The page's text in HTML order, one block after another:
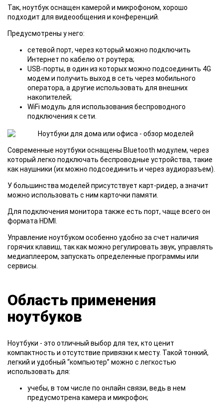
Так, ноутбук оснащен камерой и микрофоном, хорошо
подходит для видеообщения и конференций.
Предусмотрены у него:
сетевой порт, через который можно подключить
Интернет по кабелю от роутера;
USB-порты, в один из которых можно подсоединить 4G
модем и получить выход в сеть через мобильного
оператора, а другие использовать для внешних
накопителей;
WiFi модуль для использования беспроводного
подключения к сети.
Современные ноутбуки оснащены Bluetooth модулем, через
который легко подключать беспроводные устройства, такие
как наушники (их можно подсоединить и через аудиоразъем).
У большинства моделей присутствует карт-ридер, а значит
можно использовать с ним карточки памяти.
Для подключения монитора также есть порт, чаще всего он
формата HDMI.
Управление ноутбуком особенно удобно за счет наличия
горячих клавиш, так как можно регулировать звук, управлять
медиаплеером, запускать определенные программы или
сервисы.
Область применения
ноутбуков
Ноутбуки - это отличный выбор для тех, кто ценит
компактность и отсутствие привязки к месту. Такой тонкий,
легкий и удобный “компьютер” можно с легкостью
использовать для:
учебы, в том числе по онлайн связи, ведь в нем
предусмотрена камера и микрофон;